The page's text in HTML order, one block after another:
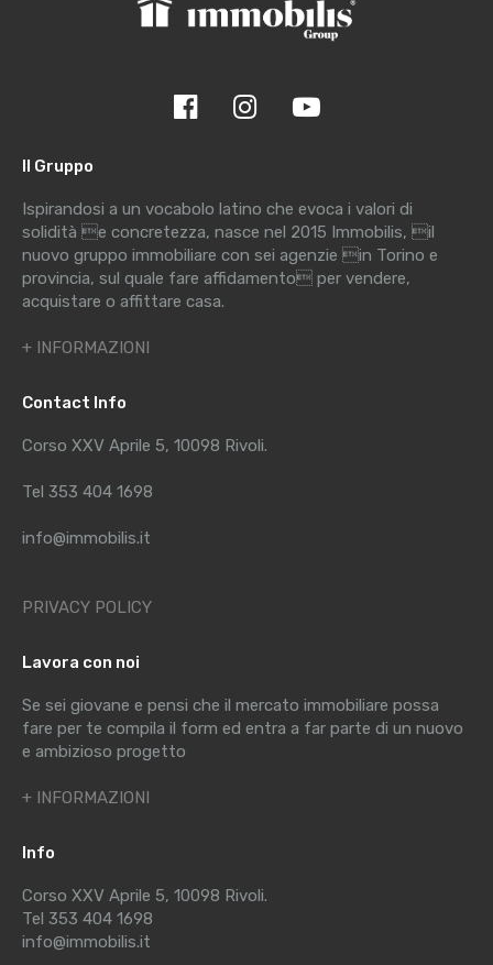
Il Gruppo
Ispirandosi a un vocabolo latino che evoca i valori di
solidità e concretezza, nasce nel 2015 Immobilis, il
nuovo gruppo immobiliare con sei agenzie in Torino e
provincia, sul quale fare affidamento per vendere,
acquistare o affittare casa.
+ INFORMAZIONI
Contact Info
Corso XXV Aprile 5, 10098 Rivoli.
Tel 353 404 1698
info@immobilis.it
PRIVACY POLICY
Lavora con noi
Se sei giovane e pensi che il mercato immobiliare possa
fare per te compila il form ed entra a far parte di un nuovo
e ambizioso progetto
+ INFORMAZIONI
Info
Corso XXV Aprile 5, 10098 Rivoli.
Tel 353 404 1698
info@immobilis.it